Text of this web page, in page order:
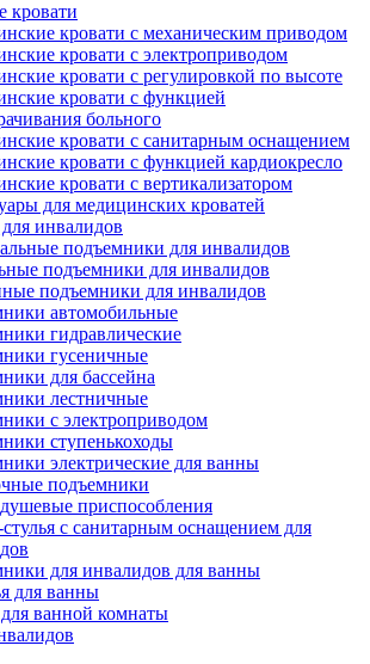
кровати
кровати с механическим приводом
кровати с электроприводом
кровати с регулировкой по высоте
кровати с функцией
больного
кровати с санитарным оснащением
кровати с функцией кардиокресло
кровати с вертикализатором
для медицинских кроватей
инвалидов
подъемники для инвалидов
подъемники для инвалидов
подъемники для инвалидов
автомобильные
гидравлические
гусеничные
для бассейна
лестничные
с электроприводом
ступенькоходы
электрические для ванны
подъемники
приспособления
с санитарным оснащением для
для инвалидов для ванны
для ванны
ванной комнаты